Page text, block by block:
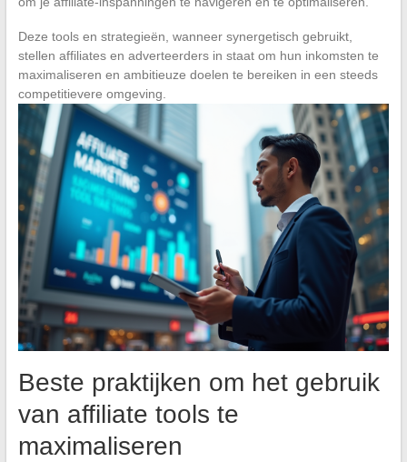
Deze tools en strategieën, wanneer synergetisch gebruikt,
stellen affiliates en adverteerders in staat om hun inkomsten te
maximaliseren en ambitieuze doelen te bereiken in een steeds
competitievere omgeving.
Beste praktijken om het gebruik
van affiliate tools te
maximaliseren